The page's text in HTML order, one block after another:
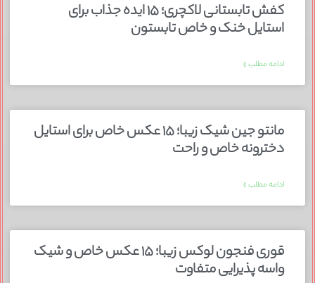
کفش تابستانی لاکچری؛ ۱۵ ایده‌ جذاب برای
استایل خنک و خاص تابستون
ادامه مطلب »
مانتو جین شیک زیبا؛ ۱۵ عکس خاص برای استایل
دخترونه خاص و راحت
ادامه مطلب »
قوری فنجون لوکس زیبا؛ ۱۵ عکس خاص و شیک
واسه پذیرایی متفاوت